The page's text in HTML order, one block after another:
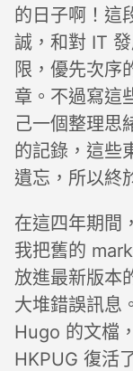
的日子啊！這
誠，和對 IT
限，優先次序
章。不過寫這
己一個整理思
的記錄，這些
遺忘，所以終
在這四年期間
我把舊的
放進最新版本
大堆錯誤訊息
Hugo 的文檔
HKPUG 復活